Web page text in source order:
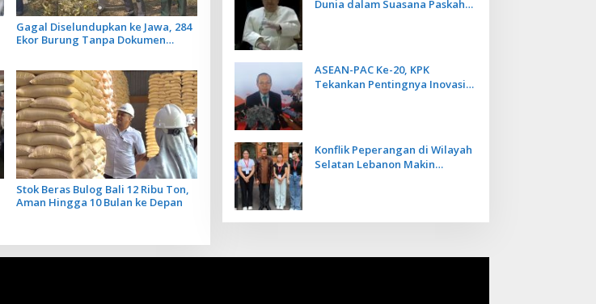
Gagal Diselundupkan ke Jawa, 284
Ekor Burung Tanpa Dokumen
Stok Beras Bulog Bali 12 Ribu Ton,
Aman Hingga 10 Bulan ke Depan
Dunia dalam Suasana Paskah
ASEAN-PAC Ke-20, KPK
Tekankan Pentingnya Inovasi
Konflik Peperangan di Wilayah
Selatan Lebanon Makin